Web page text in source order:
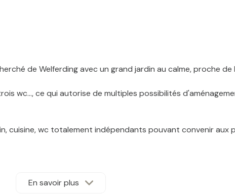
de Welferding avec un grand jardin au calme, proche
wc..., ce qui autorise de multiples possibilités
cuisine, wc totalement indépendants pouvant convenir
pour accueillir deux familles
fonctionnel et modulable.
En savoir plus